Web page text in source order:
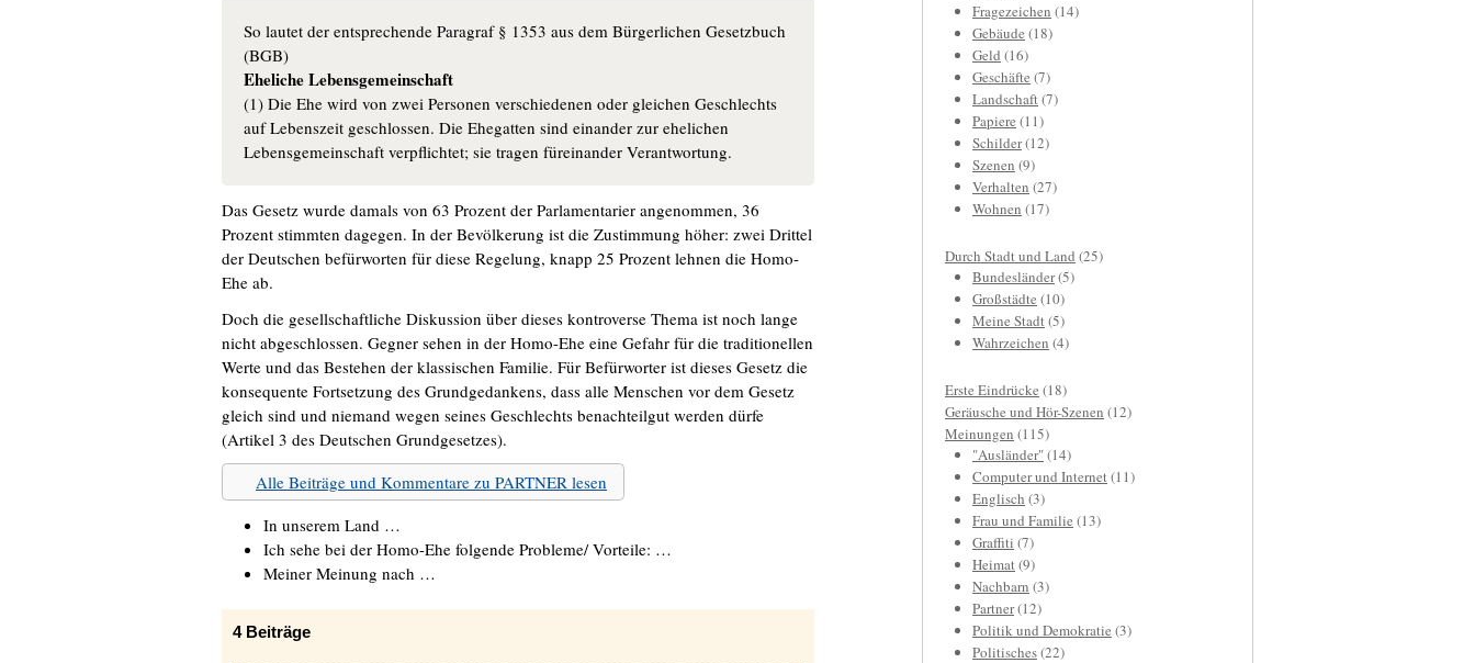
So lautet der entsprechende Paragraf § 1353 aus dem Bürgerlichen Gesetzbuch
(BGB)
Eheliche Lebensgemeinschaft
(1) Die Ehe wird von zwei Personen verschiedenen oder gleichen Geschlechts
auf Lebenszeit geschlossen. Die Ehegatten sind einander zur ehelichen
Lebensgemeinschaft verpflichtet; sie tragen füreinander Verantwortung.
Das Gesetz wurde damals von 63 Prozent der Parlamentarier angenommen, 36
Prozent stimmten dagegen. In der Bevölkerung ist die Zustimmung höher: zwei Drittel
der Deutschen befürworten für diese Regelung, knapp 25 Prozent lehnen die Homo-
Ehe ab.
Doch die gesellschaftliche Diskussion über dieses kontroverse Thema ist noch lange
nicht abgeschlossen. Gegner sehen in der Homo-Ehe eine Gefahr für die traditionellen
Werte und das Bestehen der klassischen Familie. Für Befürworter ist dieses Gesetz die
konsequente Fortsetzung des Grundgedankens, dass alle Menschen vor dem Gesetz
gleich sind und niemand wegen seines Geschlechts benachteilgut werden dürfe
(Artikel 3 des Deutschen Grundgesetzes).
Alle Beiträge und Kommentare zu PARTNER lesen
In unserem Land …
Ich sehe bei der Homo-Ehe folgende Probleme/ Vorteile: …
Meiner Meinung nach …
4Beiträge
Fragezeichen (14)
Gebäude (18)
Geld (16)
Geschäfte (7)
Landschaft(7)
Papiere (11)
Schilder(12)
Szenen (9)
Verhalten (27)
Wohnen (17)
Durch Stadt und Land (25)
Bundesländer(5)
Großstädte (10)
Meine Stadt(5)
Wahrzeichen (4)
Erste Eindrücke (18)
Geräusche und Hör-Szenen (12)
Meinungen (115)
"Ausländer"(14)
Computer und Internet(11)
Englisch (3)
Frau und Familie (13)
Graffiti (7)
Heimat(9)
Nachbarn (3)
Partner(12)
Politik und Demokratie (3)
Politisches(22)